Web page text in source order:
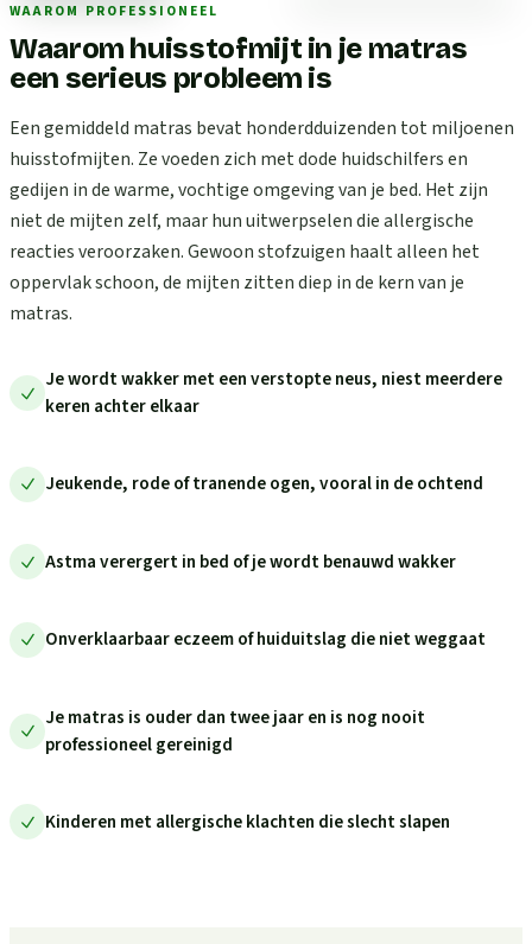
WAAROM PROFESSIONEEL
Waarom huisstofmijt in je matras
een serieus probleem is
Een gemiddeld matras bevat honderdduizenden tot miljoenen
huisstofmijten. Ze voeden zich met dode huidschilfers en
gedijen in de warme, vochtige omgeving van je bed. Het zijn
niet de mijten zelf, maar hun uitwerpselen die allergische
reacties veroorzaken. Gewoon stofzuigen haalt alleen het
oppervlak schoon, de mijten zitten diep in de kern van je
matras.
Je wordt wakker met een verstopte neus, niest meerdere
keren achter elkaar
Jeukende, rode of tranende ogen, vooral in de ochtend
Astma verergert in bed of je wordt benauwd wakker
Onverklaarbaar eczeem of huiduitslag die niet weggaat
Je matras is ouder dan twee jaar en is nog nooit
professioneel gereinigd
Kinderen met allergische klachten die slecht slapen